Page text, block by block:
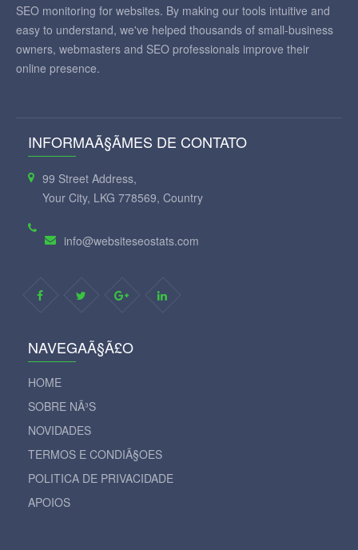
SEO monitoring for websites. By making our tools intuitive and
easy to understand, we've helped thousands of small-business
owners, webmasters and SEO professionals improve their
online presence.
INFORMAÃ§ÃΜES DE CONTATO
99 Street Address,
Your City, LKG 778569, Country
info@websiteseostats.com
NAVEGAÃ§Ã£O
HOME
SOBRE NÃ³S
NOVIDADES
TERMOS E CONDIÃ§OES
POLITICA DE PRIVACIDADE
APOIOS